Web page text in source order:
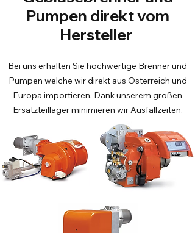
Pumpen direkt vom
Hersteller
Bei uns erhalten Sie hochwertige Brenner und
Pumpen welche wir direkt aus Österreich und
Europa importieren. Dank unserem großen
Ersatzteillager minimieren wir Ausfallzeiten.